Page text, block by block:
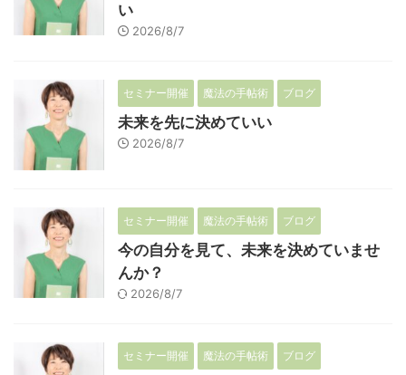
い
2026/8/7
セミナー開催 魔法の手帖術 ブログ
未来を先に決めていい
2026/8/7
セミナー開催 魔法の手帖術 ブログ
今の自分を見て、未来を決めていませ
んか？
2026/8/7
セミナー開催 魔法の手帖術 ブログ